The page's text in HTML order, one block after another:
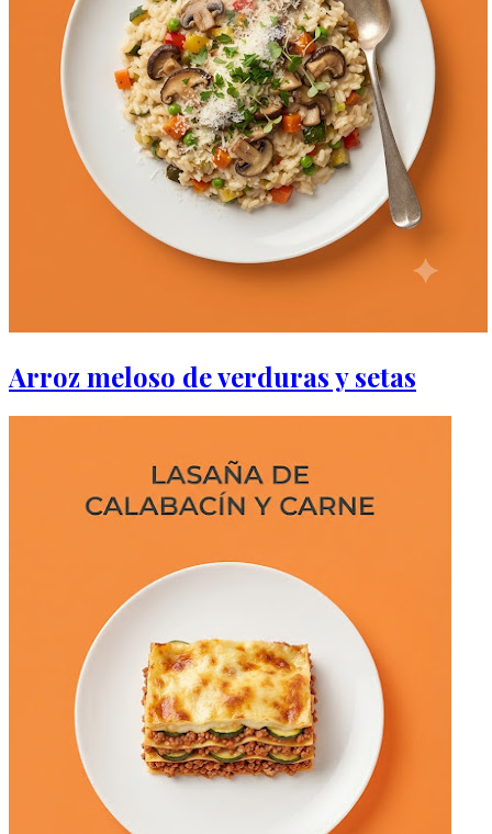
Arroz meloso de verduras y setas